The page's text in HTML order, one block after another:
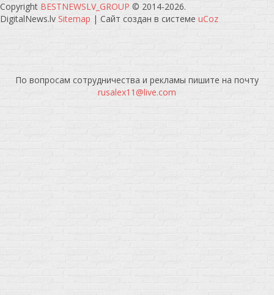
Copyright BESTNEWSLV_GROUP © 2014-2026.
DigitalNews.lv Sitemap | Сайт создан в системе uCoz
По вопросам сотрудничества и рекламы пишите на почту
rusalex11@live.com